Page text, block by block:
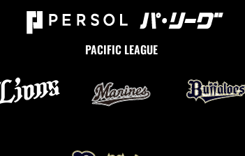
PACIFIC LEAGUE